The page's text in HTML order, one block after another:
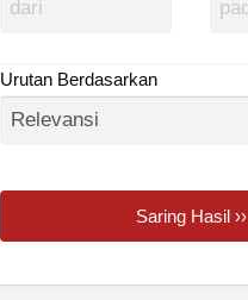
Urutan Berdasarkan
Saring Hasil ››